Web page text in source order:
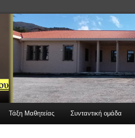
Τάξη Μαθητείας Συνταντική ομάδα